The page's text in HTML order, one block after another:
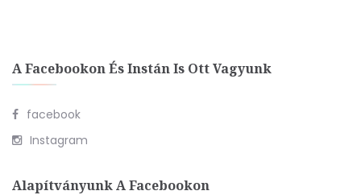
A Facebookon És Instán Is Ott Vagyunk
facebook
Instagram
Alapítványunk A Facebookon